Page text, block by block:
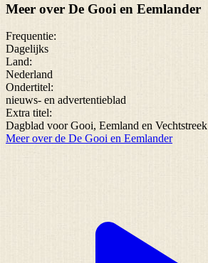
Meer over De Gooi en Eemlander
Frequentie:
Dagelijks
Land:
Nederland
Ondertitel:
nieuws- en advertentieblad
Extra titel:
Dagblad voor Gooi, Eemland en Vechtstreek
Meer over de De Gooi en Eemlander